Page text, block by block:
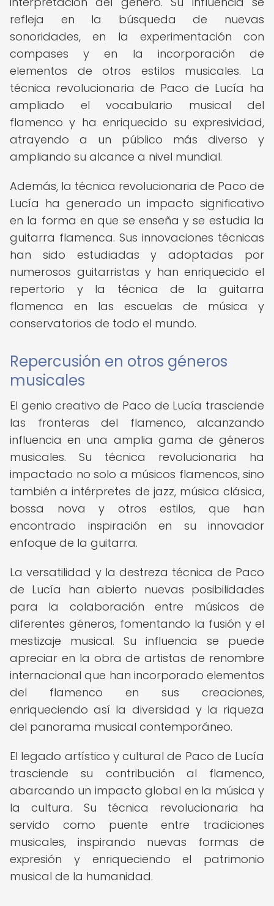
refleja en la búsqueda de nuevas
sonoridades, en la experimentación con
compases y en la incorporación de
elementos de otros estilos musicales. La
técnica revolucionaria de Paco de Lucía ha
ampliado el vocabulario musical del
flamenco y ha enriquecido su expresividad,
atrayendo a un público más diverso y
ampliando su alcance a nivel mundial.
Además, la técnica revolucionaria de Paco de
Lucía ha generado un impacto significativo
en la forma en que se enseña y se estudia la
guitarra flamenca. Sus innovaciones técnicas
han sido estudiadas y adoptadas por
numerosos guitarristas y han enriquecido el
repertorio y la técnica de la guitarra
flamenca en las escuelas de música y
conservatorios de todo el mundo.
Repercusión en otros géneros
musicales
El genio creativo de Paco de Lucía trasciende
las fronteras del flamenco, alcanzando
influencia en una amplia gama de géneros
musicales. Su técnica revolucionaria ha
impactado no solo a músicos flamencos, sino
también a intérpretes de jazz, música clásica,
bossa nova y otros estilos, que han
encontrado inspiración en su innovador
enfoque de la guitarra.
La versatilidad y la destreza técnica de Paco
de Lucía han abierto nuevas posibilidades
para la colaboración entre músicos de
diferentes géneros, fomentando la fusión y el
mestizaje musical. Su influencia se puede
apreciar en la obra de artistas de renombre
internacional que han incorporado elementos
del flamenco en sus creaciones,
enriqueciendo así la diversidad y la riqueza
del panorama musical contemporáneo.
El legado artístico y cultural de Paco de Lucía
trasciende su contribución al flamenco,
abarcando un impacto global en la música y
la cultura. Su técnica revolucionaria ha
servido como puente entre tradiciones
musicales, inspirando nuevas formas de
expresión y enriqueciendo el patrimonio
musical de la humanidad.